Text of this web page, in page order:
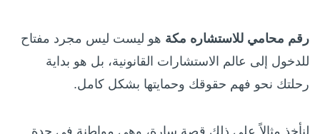
رقم محامي للاستشاره مكة هو ليست ليس مجرد مفتاح
للدخول إلى عالم الاستشارات القانونية، بل هو بداية
رحلتك نحو فهم حقوقك وحمايتها بشكل كامل.